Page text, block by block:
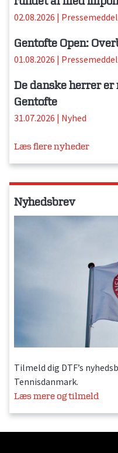
02.08.2026 |
Gentofte Open:
01.08.2026 |
De danske herrer
Gentofte
31.07.2026 | Nyhed
Læs flere nyheder
Nyhedsbrev
Tilmeld dig DTF’s
Tennisdanmark.
Læs mere og tilmeld